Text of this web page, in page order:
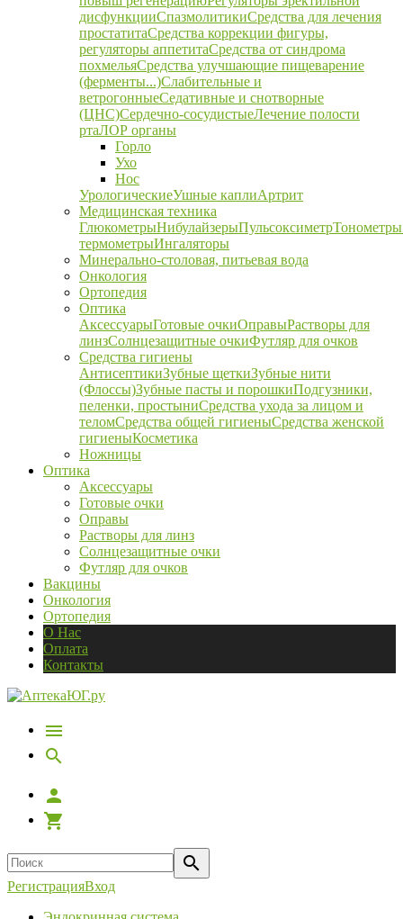
дисфункцииСпазмолитикиСредства для лечения
простатитаСредства коррекции фигуры,
регуляторы аппетитаСредства от синдрома
похмельяСредства улучшающие пищеварение
(ферменты...)Слабительные и
ветрогонныеСедативные и снотворные
(ЦНС)Сердечно-сосудистыеЛечение полости
ртаЛОР органы
Горло
Ухо
Нос
УрологическиеУшные каплиАртрит
Медицинская техника
ГлюкометрыНибулайзерыПульсоксиметрТонометры
термометрыИнгаляторы
Минерально-столовая, питьевая вода
Онкология
Ортопедия
Оптика
АксессуарыГотовые очкиОправыРастворы для
линзСолнцезащитные очкиФутляр для очков
Средства гигиены
АнтисептикиЗубные щеткиЗубные нити
(Флоссы)Зубные пасты и порошкиПодгузники,
пеленки, простыниСредства ухода за лицом и
теломСредства общей гигиеныСредства женской
гигиеныКосметика
Ножницы
Оптика
Аксессуары
Готовые очки
Оправы
Растворы для линз
Солнцезащитные очки
Футляр для очков
Вакцины
Онкология
Ортопедия
О Нас
Оплата
Контакты
РегистрацияВход